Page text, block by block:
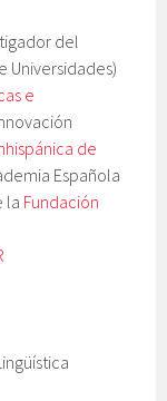
del
Universidades)
e
de
Española
la Fundación